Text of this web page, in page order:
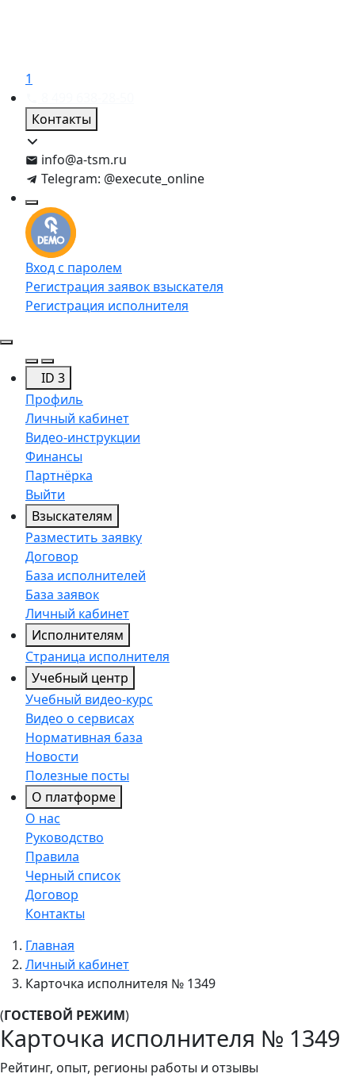
1
Контакты
info@a-tsm.ru
Telegram: @execute_online
Вход с паролем
Регистрация заявок взыскателя
Регистрация исполнителя
ID 3
Профиль
Личный кабинет
Видео-инструкции
Финансы
Партнёрка
Выйти
Взыскателям
Разместить заявку
Договор
База исполнителей
База заявок
Личный кабинет
Исполнителям
Страница исполнителя
Учебный центр
Учебный видео-курс
Видео о сервисах
Нормативная база
Новости
Полезные посты
О платформе
О нас
Руководство
Правила
Черный список
Договор
Контакты
Главная
Личный кабинет
Карточка исполнителя № 1349
(ГОСТЕВОЙ РЕЖИМ)
Карточка исполнителя № 1349
Рейтинг, опыт, регионы работы и отзывы